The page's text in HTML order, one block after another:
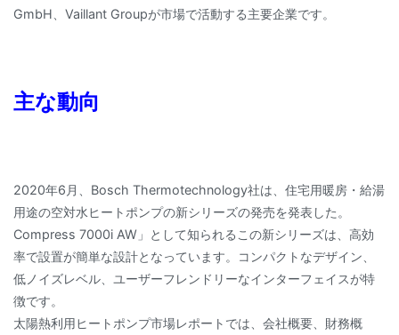
GmbH、Vaillant Groupが市場で活動する主要企業です。
主な動向
2020年6月、Bosch Thermotechnology社は、住宅用暖房・給湯
用途の空対水ヒートポンプの新シリーズの発売を発表した。
Compress 7000i AW」として知られるこの新シリーズは、高効
率で設置が簡単な設計となっています。コンパクトなデザイン、
低ノイズレベル、ユーザーフレンドリーなインターフェイスが特
徴です。
太陽熱利用ヒートポンプ市場レポートでは、会社概要、財務概